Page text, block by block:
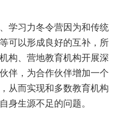
习力冬令营因为和传统
可以形成良好的互补，所
构、营地教育机构开展深
伴，为合作伙伴增加一个
从而实现和多数教育机构
身生源不足的问题。